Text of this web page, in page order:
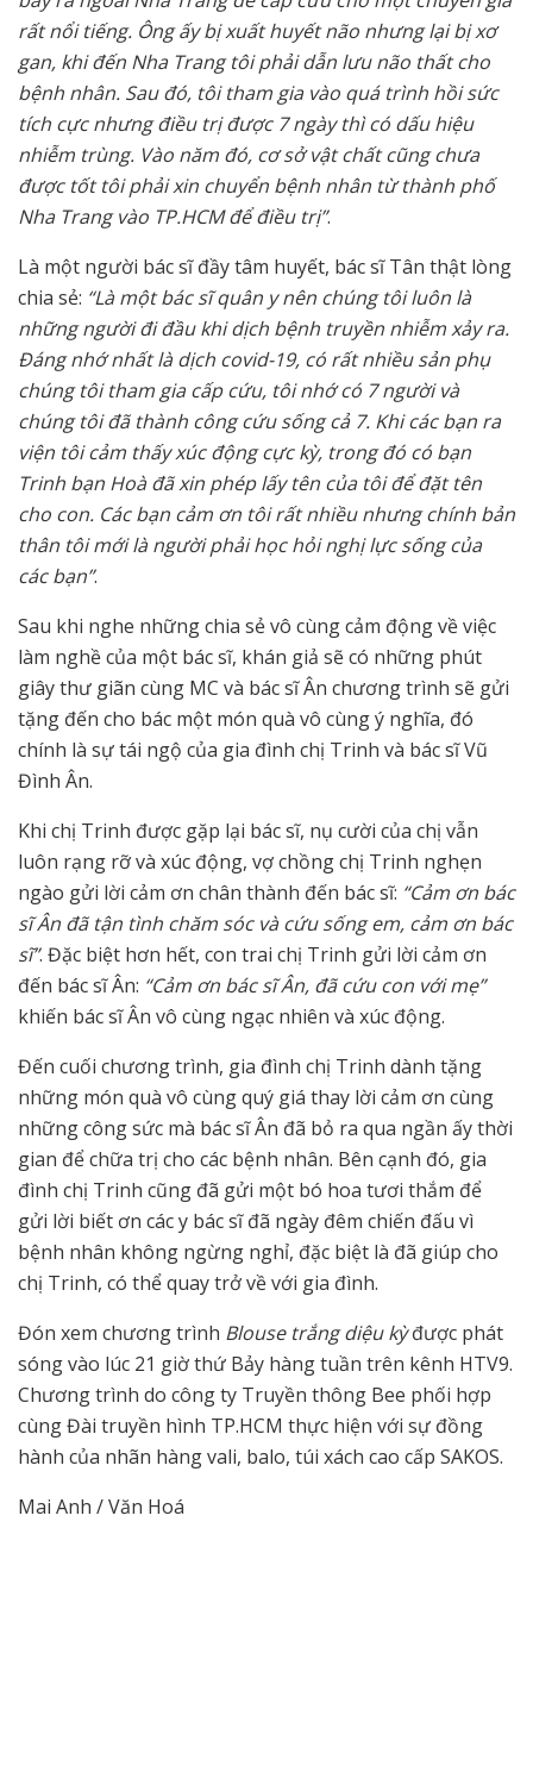
rất nổi tiếng. Ông ấy bị xuất huyết não nhưng lại bị xơ
gan, khi đến Nha Trang tôi phải dẫn lưu não thất cho
bệnh nhân. Sau đó, tôi tham gia vào quá trình hồi sức
tích cực nhưng điều trị được 7 ngày thì có dấu hiệu
nhiễm trùng. Vào năm đó, cơ sở vật chất cũng chưa
được tốt tôi phải xin chuyển bệnh nhân từ thành phố
Nha Trang vào TP.HCM để điều trị”.
Là một người bác sĩ đầy tâm huyết, bác sĩ Tân thật lòng
chia sẻ: “Là một bác sĩ quân y nên chúng tôi luôn là
những người đi đầu khi dịch bệnh truyền nhiễm xảy ra.
Đáng nhớ nhất là dịch covid-19, có rất nhiều sản phụ
chúng tôi tham gia cấp cứu, tôi nhớ có 7 người và
chúng tôi đã thành công cứu sống cả 7. Khi các bạn ra
viện tôi cảm thấy xúc động cực kỳ, trong đó có bạn
Trinh bạn Hoà đã xin phép lấy tên của tôi để đặt tên
cho con. Các bạn cảm ơn tôi rất nhiều nhưng chính bản
thân tôi mới là người phải học hỏi nghị lực sống của
các bạn”.
Sau khi nghe những chia sẻ vô cùng cảm động về việc
làm nghề của một bác sĩ, khán giả sẽ có những phút
giây thư giãn cùng MC và bác sĩ Ân chương trình sẽ gửi
tặng đến cho bác một món quà vô cùng ý nghĩa, đó
chính là sự tái ngộ của gia đình chị Trinh và bác sĩ Vũ
Đình Ân.
Khi chị Trinh được gặp lại bác sĩ, nụ cười của chị vẫn
luôn rạng rỡ và xúc động, vợ chồng chị Trinh nghẹn
ngào gửi lời cảm ơn chân thành đến bác sĩ: “Cảm ơn bác
sĩ Ân đã tận tình chăm sóc và cứu sống em, cảm ơn bác
sĩ”. Đặc biệt hơn hết, con trai chị Trinh gửi lời cảm ơn
đến bác sĩ Ân: “Cảm ơn bác sĩ Ân, đã cứu con với mẹ”
khiến bác sĩ Ân vô cùng ngạc nhiên và xúc động.
Đến cuối chương trình, gia đình chị Trinh dành tặng
những món quà vô cùng quý giá thay lời cảm ơn cùng
những công sức mà bác sĩ Ân đã bỏ ra qua ngần ấy thời
gian để chữa trị cho các bệnh nhân. Bên cạnh đó, gia
đình chị Trinh cũng đã gửi một bó hoa tươi thắm để
gửi lời biết ơn các y bác sĩ đã ngày đêm chiến đấu vì
bệnh nhân không ngừng nghỉ, đặc biệt là đã giúp cho
chị Trinh, có thể quay trở về với gia đình.
Đón xem chương trình Blouse trắng diệu kỳđược phát
sóng vào lúc 21 giờ thứ Bảy hàng tuần trên kênh HTV9.
Chương trình do công ty Truyền thông Bee phối hợp
cùng Đài truyền hình TP.HCM thực hiện với sự đồng
hành của nhãn hàng vali, balo, túi xách cao cấp SAKOS.
Mai Anh / Văn Hoá